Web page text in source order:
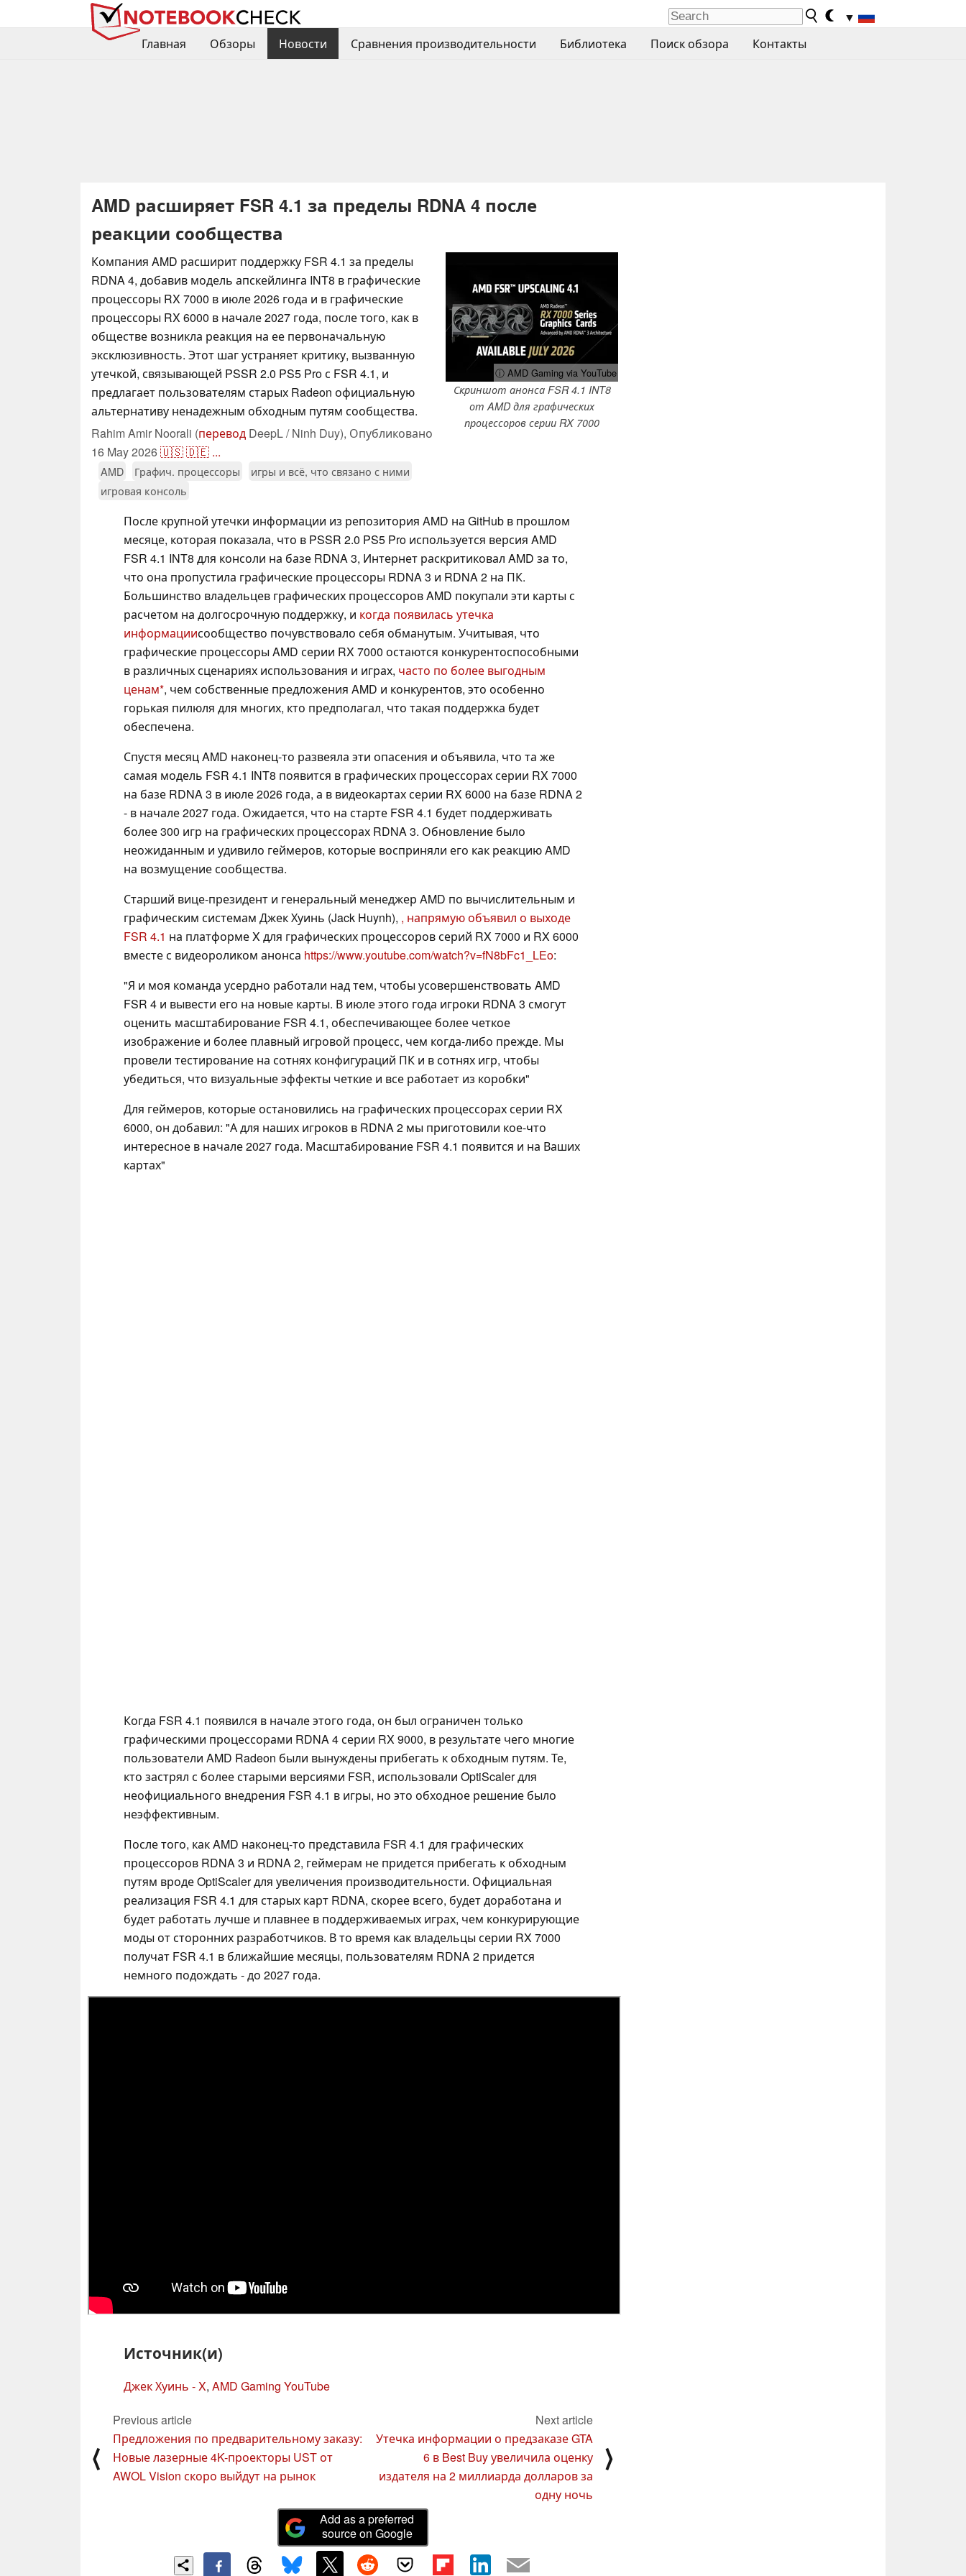
▼
Главная
Обзоры Новости Сравнения производительности Библиотека Поиск обзора Контакты
AMD расширяет FSR 4.1 за пределы RDNA 4 после
реакции сообщества
ⓘ AMD Gaming via YouTube
Скриншот анонса FSR 4.1 INT8
от AMD для графических
процессоров серии RX 7000
Компания AMD расширит поддержку FSR 4.1 за пределы
RDNA 4, добавив модель апскейлинга INT8 в графические
процессоры RX 7000 в июле 2026 года и в графические
процессоры RX 6000 в начале 2027 года, после того, как в
обществе возникла реакция на ее первоначальную
эксклюзивность. Этот шаг устраняет критику, вызванную
утечкой, связывающей PSSR 2.0 PS5 Pro с FSR 4.1, и
предлагает пользователям старых Radeon официальную
альтернативу ненадежным обходным путям сообщества.
Rahim Amir Noorali (перевод DeepL / Ninh Duy), Опубликовано
16 May 2026🇺🇸🇩🇪 ...
AMD Графич. процессоры
игры и всё, что связано с ними
игровая консоль
После крупной утечки информации из репозитория AMD на GitHub в прошлом
месяце, которая показала, что в PSSR 2.0 PS5 Pro используется версия AMD
FSR 4.1 INT8 для консоли на базе RDNA 3, Интернет раскритиковал AMD за то,
что она пропустила графические процессоры RDNA 3 и RDNA 2 на ПК.
Большинство владельцев графических процессоров AMD покупали эти карты с
расчетом на долгосрочную поддержку, и когда появилась утечка
информациисообщество почувствовало себя обманутым. Учитывая, что
графические процессоры AMD серии RX 7000 остаются конкурентоспособными
в различных сценариях использования и играх, часто по более выгодным
ценам , чем собственные предложения AMD и конкурентов, это особенно
горькая пилюля для многих, кто предполагал, что такая поддержка будет
обеспечена.
Спустя месяц AMD наконец-то развеяла эти опасения и объявила, что та же
самая модель FSR 4.1 INT8 появится в графических процессорах серии RX 7000
на базе RDNA 3 в июле 2026 года, а в видеокартах серии RX 6000 на базе RDNA 2
- в начале 2027 года. Ожидается, что на старте FSR 4.1 будет поддерживать
более 300 игр на графических процессорах RDNA 3. Обновление было
неожиданным и удивило геймеров, которые восприняли его как реакцию AMD
на возмущение сообщества.
Старший вице-президент и генеральный менеджер AMD по вычислительным и
графическим системам Джек Хуинь (Jack Huynh), , напрямую объявил о выходе
FSR 4.1 на платформе X для графических процессоров серий RX 7000 и RX 6000
вместе с видеороликом анонса https://www.youtube.com/watch?v=fN8bFc1_LEo:
"Я и моя команда усердно работали над тем, чтобы усовершенствовать AMD
FSR 4 и вывести его на новые карты. В июле этого года игроки RDNA 3 смогут
оценить масштабирование FSR 4.1, обеспечивающее более четкое
изображение и более плавный игровой процесс, чем когда-либо прежде. Мы
провели тестирование на сотнях конфигураций ПК и в сотнях игр, чтобы
убедиться, что визуальные эффекты четкие и все работает из коробки"
Для геймеров, которые остановились на графических процессорах серии RX
6000, он добавил: "А для наших игроков в RDNA 2 мы приготовили кое-что
интересное в начале 2027 года. Масштабирование FSR 4.1 появится и на Ваших
картах"
Когда FSR 4.1 появился в начале этого года, он был ограничен только
графическими процессорами RDNA 4 серии RX 9000, в результате чего многие
пользователи AMD Radeon были вынуждены прибегать к обходным путям. Те,
кто застрял с более старыми версиями FSR, использовали OptiScaler для
неофициального внедрения FSR 4.1 в игры, но это обходное решение было
неэффективным.
После того, как AMD наконец-то представила FSR 4.1 для графических
процессоров RDNA 3 и RDNA 2, геймерам не придется прибегать к обходным
путям вроде OptiScaler для увеличения производительности. Официальная
реализация FSR 4.1 для старых карт RDNA, скорее всего, будет доработана и
будет работать лучше и плавнее в поддерживаемых играх, чем конкурирующие
моды от сторонних разработчиков. В то время как владельцы серии RX 7000
получат FSR 4.1 в ближайшие месяцы, пользователям RDNA 2 придется
немного подождать - до 2027 года.
Источник(и)
Джек Хуинь - X, AMD Gaming YouTube
⟨
Previous article
Предложения по предварительному заказу:
Новые лазерные 4K-проекторы UST от
AWOL Vision скоро выйдут на рынок
Next article
Утечка информации о предзаказе GTA
6 в Best Buy увеличила оценку
издателя на 2 миллиарда долларов за
одну ночь
⟩
Add as a preferred
source on Google